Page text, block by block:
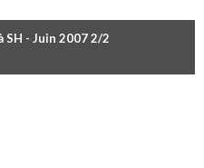
SH - Juin 2007 2/2